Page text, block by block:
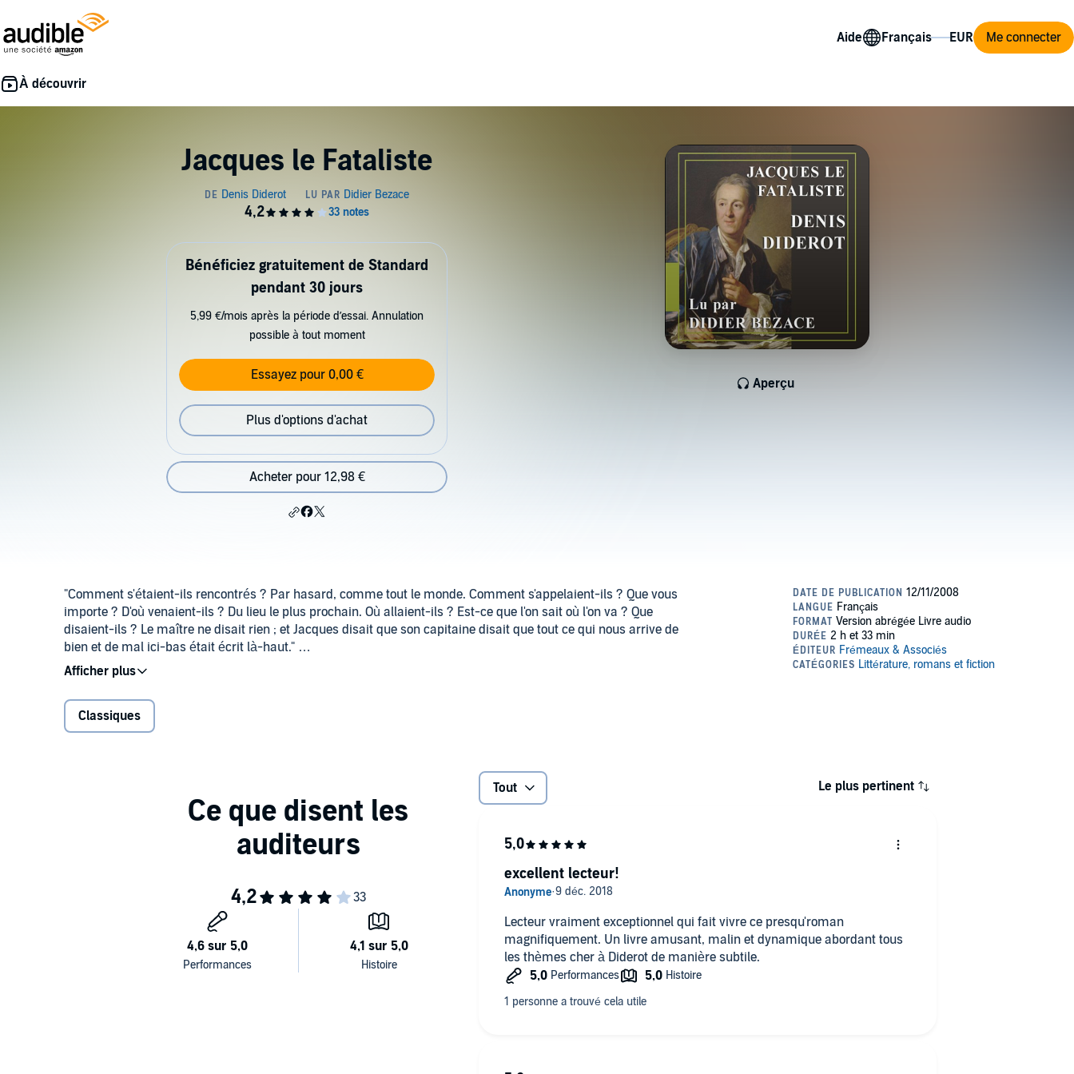
Aide Me connecter
Jacques le Fataliste
Aperçu
Bénéficiez gratuitement de Standard
pendant 30 jours
5,99 €/mois après la période d’essai. Annulation
possible à tout moment
Essayez pour 0,00 €
Plus d'options d'achat
Acheter pour 12,98 €
"Comment s'étaient-ils rencontrés ? Par hasard, comme tout le monde. Comment s'appelaient-ils ? Que vous
importe ? D'où venaient-ils ? Du lieu le plus prochain. Où allaient-ils ? Est-ce que l'on sait où l'on va ? Que
disaient-ils ? Le maître ne disait rien ; et Jacques disait que son capitaine disait que tout ce qui nous arrive de
bien et de mal ici-bas était écrit là-haut."
Cet incipit à la superbe ironie donne le ton du roman, ou plutôt du non-roman de Diderot. À la fois récit
picaresque, écheveau de contes, de nouvelles, de fables, de portraits, libre suite d'essais philosophiques ou
moraux, de dissertations, d'exposés, et parfois de simples bons mots,
tentative de classification et annonce les plus audacieuses émancipations littéraires. S'il hérite de célèbres
devanciers tels que
remis, n'apparaît finalement que comme le prétexte à de multiples digressions et commentaires, adresses,
Pour l'une des toutes premières fois, le sujet de l'œuvre devient son objet : Les questions du libre arbitre, de la
responsabilité, de la fatalité, de la providence ou même d'une présence divine constituent les thèmes d'une
écriture qui ose tout. Quelle est notre liberté ? Que décidons-nous de notre vie ? Doit-on croire ? Pourquoi
, né en 1713, fut un des esprits les plus universels du XVIIIe siècle : philosophe, mathématicien, homme
de théâtre, romancier, critique d'art... A partir de 1748,
est au centre de sa vie, au cours de
laquelle il ne cesse de créer, d'inventer et d'aimer. Le 22 février 1784, Sophie Volland meurt. Quelques mois
après, Diderot meurt à son tour.
Ce parcours écrasant imposait un comédien virtuose, capable de rendre justice aux multiples mouvements du
incarne avec densité et finesse les multiples personnages de "Jacques", et on imagine
Classiques
Tout Le plus pertinent
Lecteur vraiment exceptionnel qui fait vivre ce presqu'roman
magnifiquement. Un livre amusant, malin et dynamique abordant tous
les thèmes cher à Diderot de manière subtile.
excellent lecteur!